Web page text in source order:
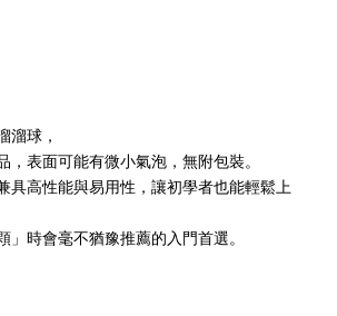
溜球，
，表面可能有微小氣泡，無附包裝。
具高性能與易用性，讓初學者也能輕鬆上
」時會毫不猶豫推薦的入門首選。